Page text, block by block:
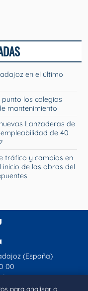
para analisar o
en el último
los colegios
mantenimiento
Lanzaderas de
de 40
tráfico y cambios en
de las obras del
(España)
00